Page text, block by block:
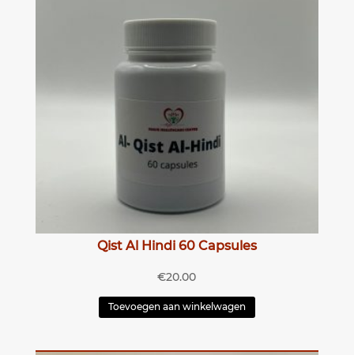
Qist Al Hindi 60 Capsules
€20.00
Toevoegen aan winkelwagen